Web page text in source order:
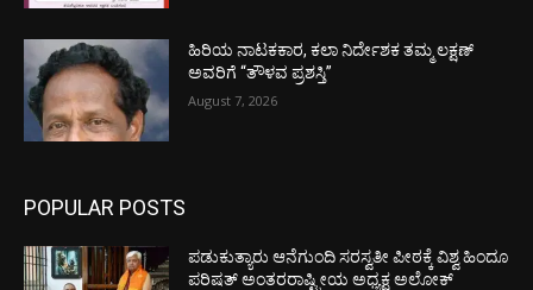
ಹಿರಿಯ ನಾಟಕಕಾರ, ಕಲಾ ನಿರ್ದೇಶಕ ತಮ್ಮ ಲಕ್ಷಣ್
ಅವರಿಗೆ “ತೌಳವ ಪ್ರಶಸ್ತಿ”
August 7, 2026
POPULAR POSTS
ಪಡುಕುತ್ಯಾರು ಆನೆಗುಂದಿ ಸರಸ್ವತೀ ಪೀಠಕ್ಕೆ ವಿಶ್ವ ಹಿಂದೂ
ಪರಿಷತ್ ಅಂತರರಾಷ್ಟ್ರೀಯ ಅಧ್ಯಕ್ಷ ಅಲೋಕ್